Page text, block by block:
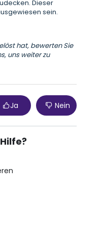
Dieser
sein.
hat, bewerten Sie
uns weiter zu
Ja Nein